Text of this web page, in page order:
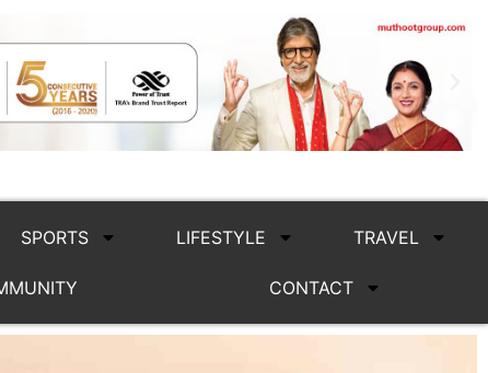
SPORTS LIFESTYLE TRAVEL
CONTACT